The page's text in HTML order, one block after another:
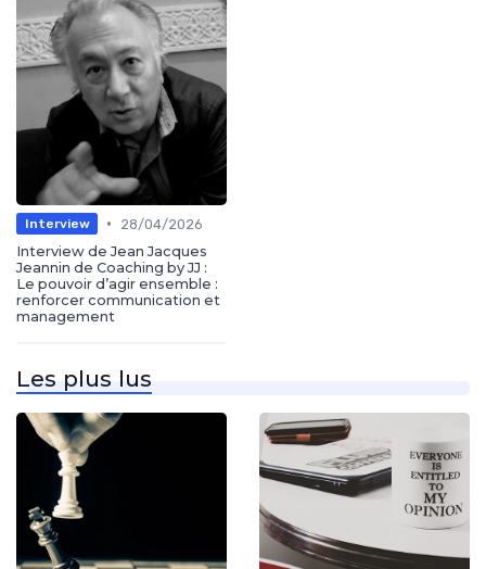
Interview •
28/04/2026
Interview de Jean Jacques
Jeannin de Coaching by JJ :
Le pouvoir d’agir ensemble :
renforcer communication et
management
Les plus lus